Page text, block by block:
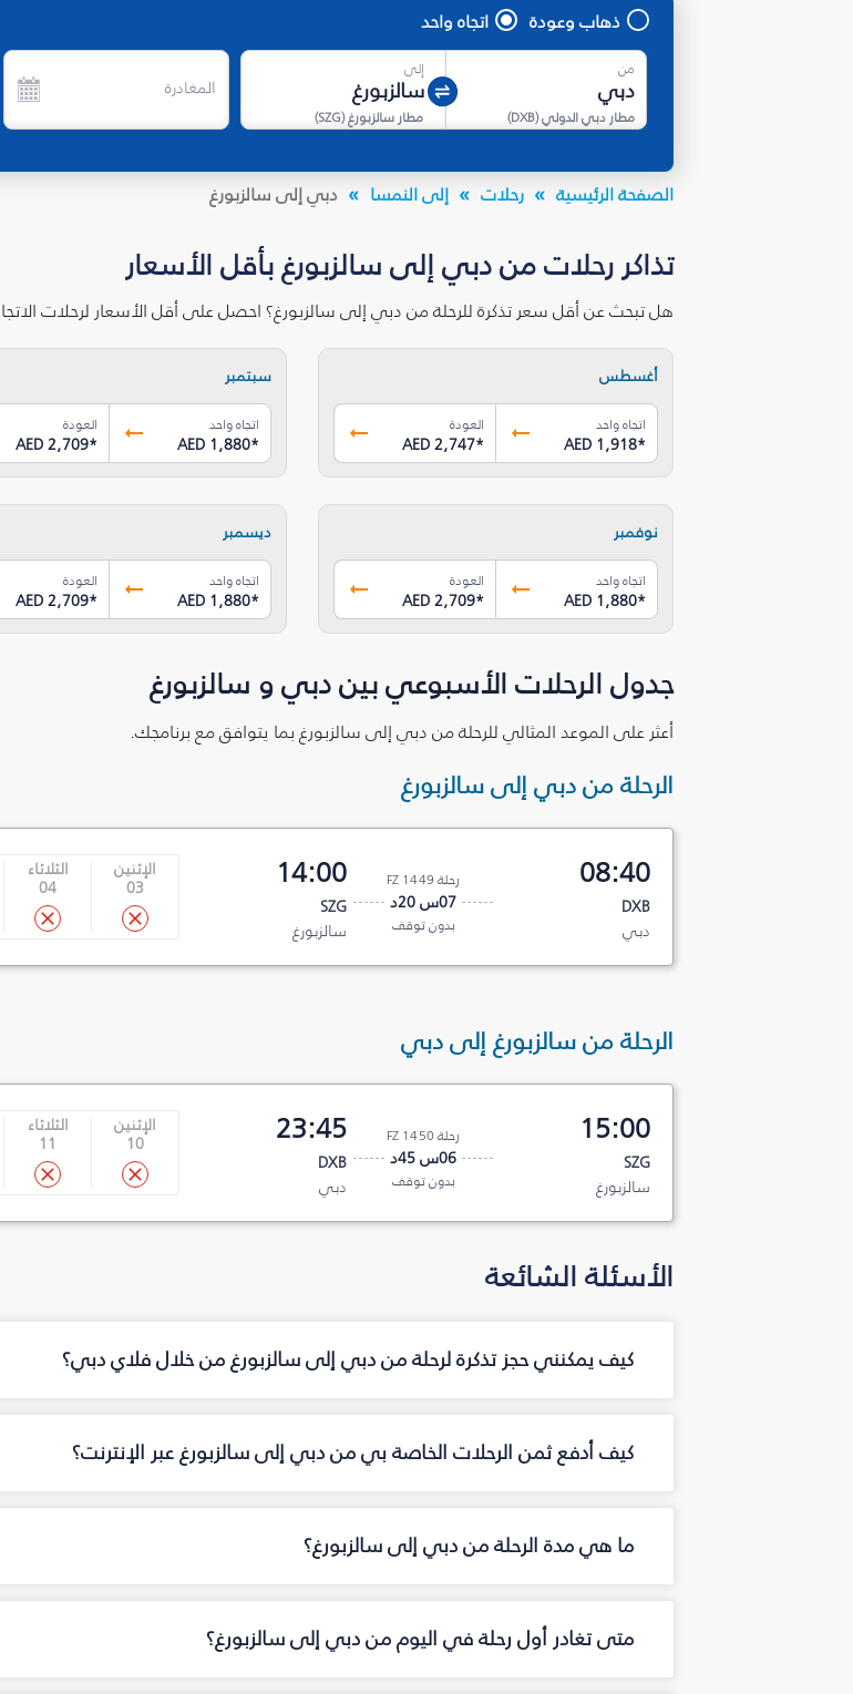
ذهاب وعودة اتجاه واحد
من
مطار دبي الدولي(
DXB
)
إلى
مطار سالزبورغ(
SZG
)
المغادرة
الصفحة الرئيسية رحلات إلى النمسا دبي إلى سالزبورغ
تذاكر رحلات من دبي إلى سالزبورغ بأقل الأسعار
هل تبحث عن أقل سعر تذكرة للرحلة من دبي إلى سالزبورغ؟ احصل على أقل الأسعار لرحلات
أغسطس
اتجاه واحد
AED 1,918*
العودة
AED 2,747*
سبتمبر
اتجاه واحد
AED 1,880*
العودة
AED 2,709*
نوفمبر
اتجاه واحد
AED 1,880*
العودة
AED 2,709*
ديسمبر
اتجاه واحد
AED 1,880*
العودة
AED 2,709*
جدول الرحلات الأسبوعي بين دبي و سالزبورغ
أعثر على الموعد المثالي للرحلة من دبي إلى سالزبورغ بما يتوافق مع برنامجك.
الرحلة من دبي إلى سالزبورغ
08:40
DXB
دبي
رحلة FZ 1449
07س 20د
بدون توقف
14:00
SZG
سالزبورغ
الإثنين
03
الثلاثاء
04
الرحلة من سالزبورغ إلى دبي
15:00
SZG
سالزبورغ
رحلة FZ 1450
06س 45د
بدون توقف
23:45
DXB
دبي
الإثنين
10
الثلاثاء
11
الأسئلة الشائعة
كيف يمكنني حجز تذكرة لرحلة من دبي إلى سالزبورغ من خلال فلاي دبي؟
كيف أدفع ثمن الرحلات الخاصة بي من دبي إلى سالزبورغ عبر الإنترنت؟
ما هي مدة الرحلة من دبي إلى سالزبورغ؟
متى تغادر أول رحلة في اليوم من دبي إلى سالزبورغ؟